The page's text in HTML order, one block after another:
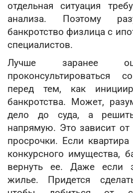
отдельная ситуация
анализа. Поэтому
банкротство физлица с
специалистов.
Лучше заранее
проконсультироваться
перед тем, как
банкротства. Может,
дело до суда, а
напрямую. Это зависит
просрочки. Если
конкурсного имущества,
вернуть ее. Даже если
жилье. Придется